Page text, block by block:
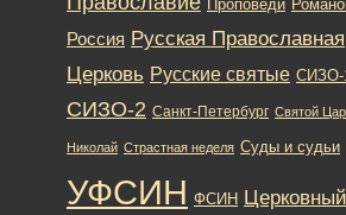
Проповеди
Россия Русская Православная
Церковь Русские святые СИЗО-
СИЗО-2 Санкт-Петербург Святой
Николай Страстная неделя Суды и судьи
УФСИН ФСИН Церковный